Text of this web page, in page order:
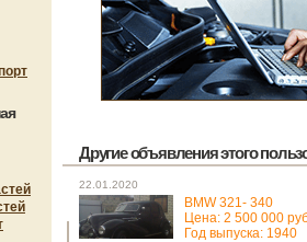
Другие объявления этого
22.01.2020
BMW 321- 340
Цена: 2 500 000
Год выпуска: 1940